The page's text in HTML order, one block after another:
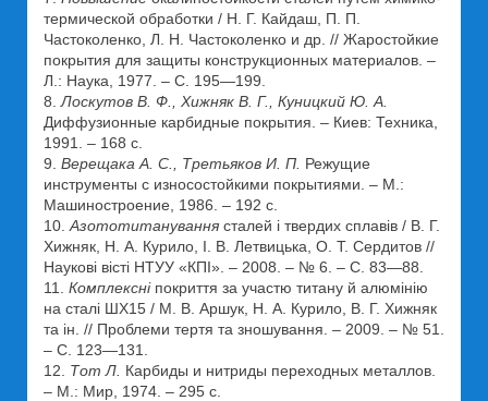
термической обработки / Н. Г. Кайдаш, П. П.
Частоколенко, Л. Н. Частоколенко и др. // Жаростойкие
покрытия для защиты конструкционных материалов. –
Л.: Наука, 1977. – С. 195—199.
8. Лоскутов В. Ф., Хижняк В. Г., Куницкий Ю. А.
Диффузионные карбидные покрытия. – Киев: Техника,
1991. – 168 с.
9. Верещака А. С., Третьяков И. П. Режущие
инструменты с износостойкими покрытиями. – М.:
Машиностроение, 1986. – 192 с.
10. Азототитанування сталей і твердих сплавів / В. Г.
Хижняк, Н. А. Курило, І. В. Летвицька, О. Т. Сердитов //
Наукові вісті НТУУ «КПІ». – 2008. – № 6. – С. 83—88.
11. Комплексніпокриття за участю титану й алюмінію
на сталі ШХ15 / М. В. Аршук, Н. А. Курило, В. Г. Хижняк
та ін. // Проблеми тертя та зношування. – 2009. – № 51.
– С. 123—131.
12. Тот Л. Карбиды и нитриды переходных металлов.
– М.: Мир, 1974. – 295 с.